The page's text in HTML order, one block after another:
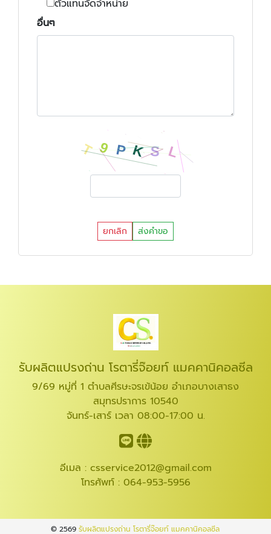
ตัวแทนจัดจำหน่าย
อื่นๆ
ยกเลิก ส่งคำขอ
รับผลิตแปรงถ่าน โรตารี่จ๊อยท์ แมคคานิคอลซีล
9/69 หมู่ที่ 1 ตำบลศีรษะจรเข้น้อย อำเภอบางเสาธง
สมุทรปราการ 10540
จันทร์-เสาร์ เวลา 08:00-17:00 น.
อีเมล : csservice2012@gmail.com
โทรศัพท์ : 064-953-5956
© 2569รับผลิตแปรงถ่าน โรตารี่จ๊อยท์ แมคคานิคอลซีล